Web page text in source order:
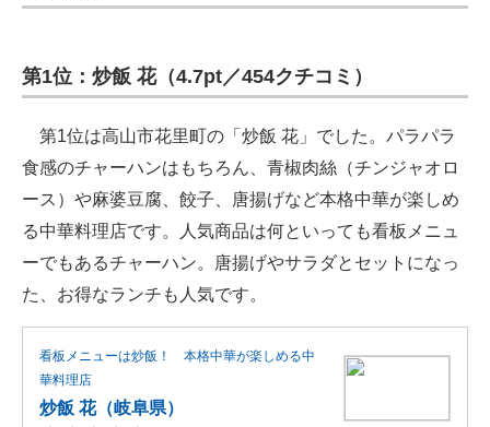
第1位：炒飯 花（4.7pt／454クチコミ）
第1位は高山市花里町の「炒飯 花」でした。パラパラ
食感のチャーハンはもちろん、青椒肉絲（チンジャオロ
ース）や麻婆豆腐、餃子、唐揚げなど本格中華が楽しめ
る中華料理店です。人気商品は何といっても看板メニュ
ーでもあるチャーハン。唐揚げやサラダとセットになっ
た、お得なランチも人気です。
看板メニューは炒飯！ 本格中華が楽しめる中
華料理店
炒飯 花（岐阜県）